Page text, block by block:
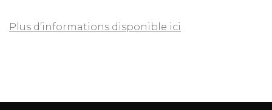
Plus d’informations disponible ici